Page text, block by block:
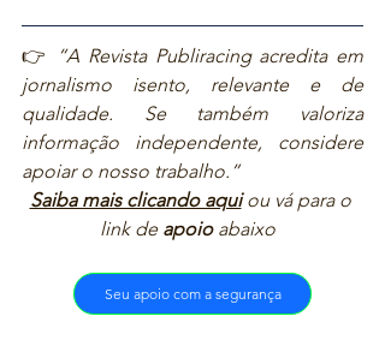
👉
“A Revista Publiracing acredita em
jornalismo isento, relevante e de
qualidade. Se também valoriza
informação independente, considere
apoiar o nosso trabalho.”
Saiba mais clicando aqui ou vá para o
link de apoio abaixo
Seu apoio com a segurança